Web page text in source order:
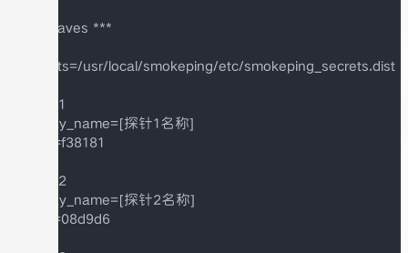
*** Slaves ***
secrets=/usr/local/smokeping/etc/smokeping_secrets.dist
+host1
display_name=[探针1名称]
color=f38181
+host2
display_name=[探针2名称]
color=08d9d6